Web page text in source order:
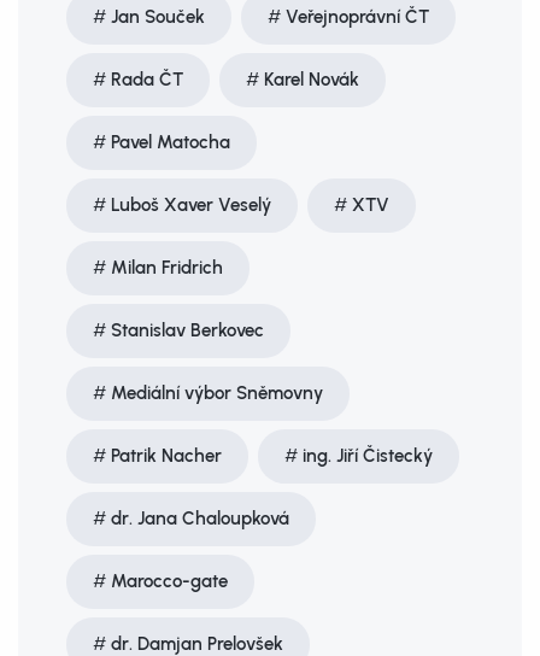
Jan Souček Veřejnoprávní ČT
Rada ČT Karel Novák
Pavel Matocha
Luboš Xaver Veselý XTV
Milan Fridrich
Stanislav Berkovec
Mediální výbor Sněmovny
Patrik Nacher ing. Jiří Čistecký
dr. Jana Chaloupková
Marocco-gate
dr. Damjan Prelovšek